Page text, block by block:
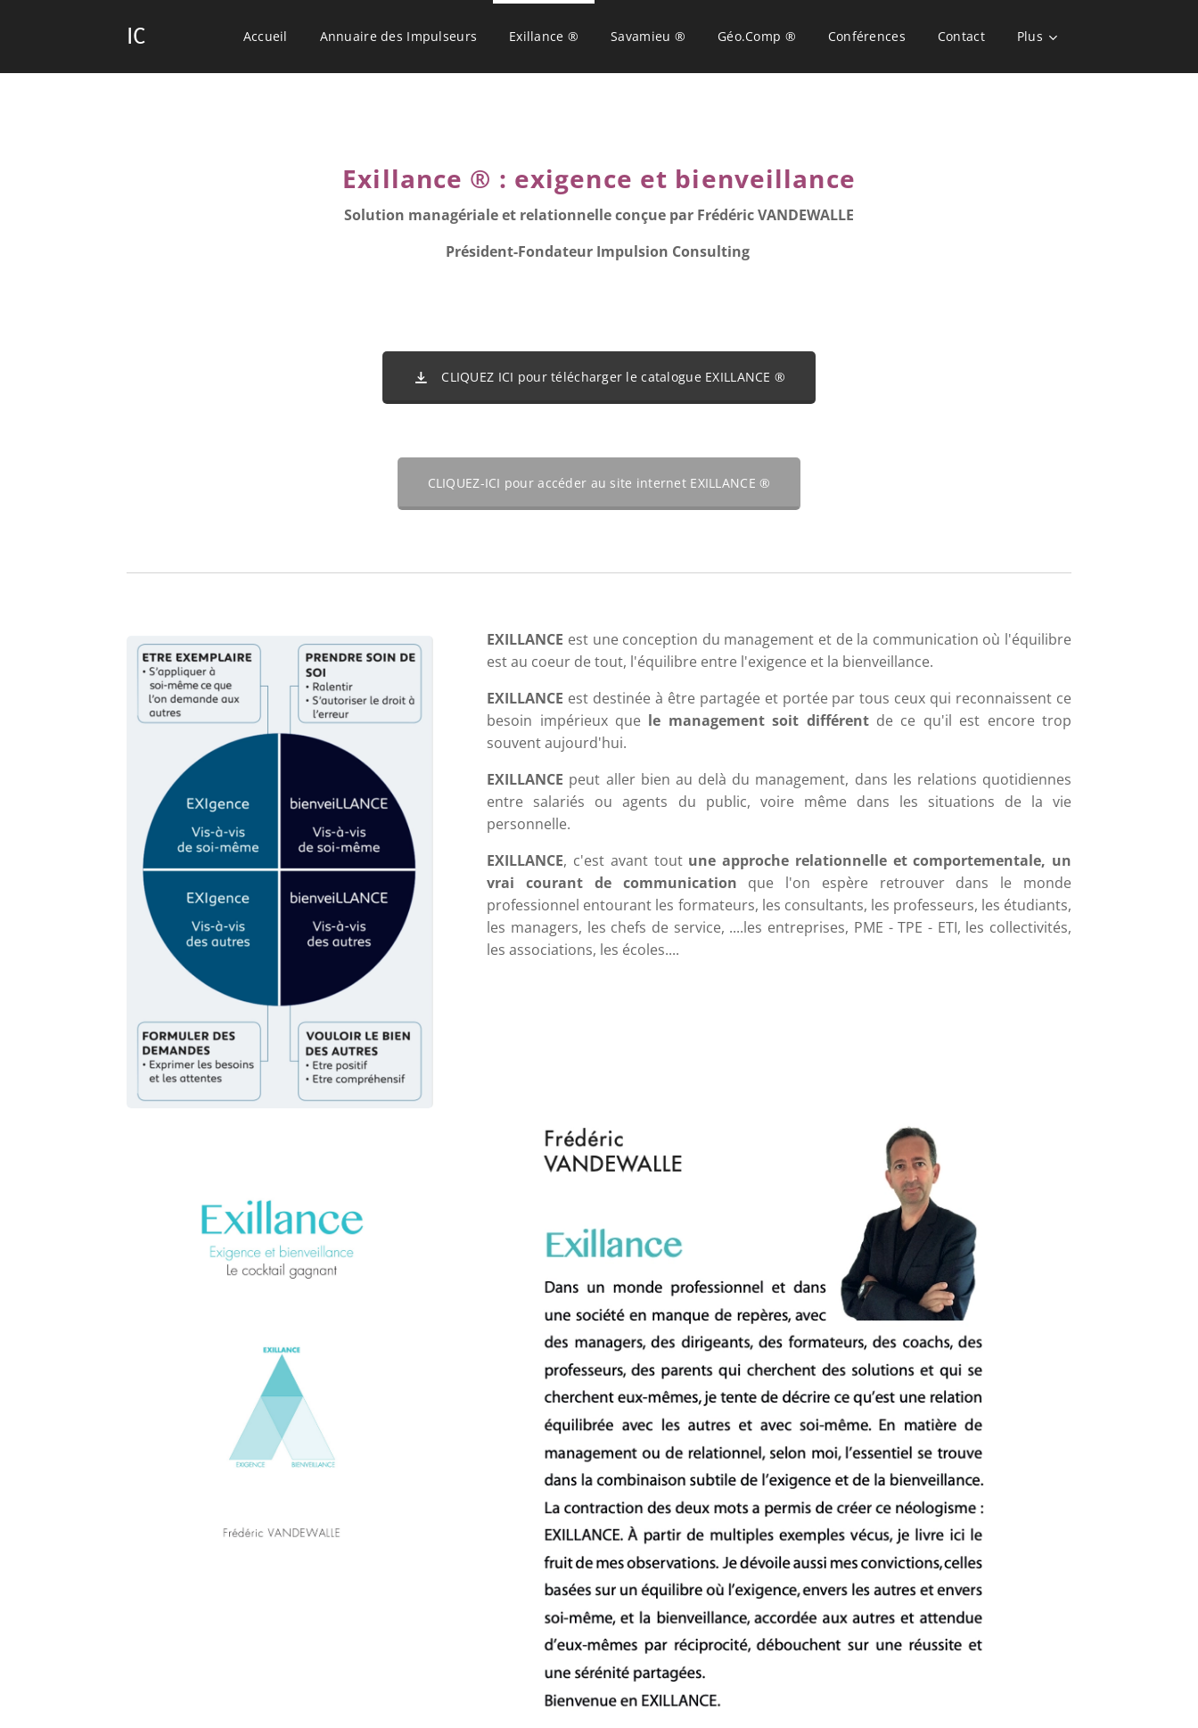
IC Accueil Annuaire des Impulseurs Exillance ® Savamieu ® Géo.Comp ® Conférences Contact Plus
Exillance ® : exigence et bienveillance
Solution managériale et relationnelle conçue par Frédéric VANDEWALLE
Président-Fondateur Impulsion Consulting
CLIQUEZ ICI pour télécharger le catalogue EXILLANCE ®
CLIQUEZ-ICI pour accéder au site internet EXILLANCE ®
EXILLANCE est une conception du management et de la communication où l'équilibre
est au coeur de tout, l'équilibre entre l'exigence et la bienveillance.
EXILLANCE est destinée à être partagée et portée par tous ceux qui reconnaissent ce
besoin impérieux que le management soit différent de ce qu'il est encore trop
souvent aujourd'hui.
EXILLANCE peut aller bien au delà du management, dans les relations quotidiennes
entre salariés ou agents du public, voire même dans les situations de la vie
personnelle.
EXILLANCE, c'est avant tout une approche relationnelle et comportementale, un
vrai courant de communication que l'on espère retrouver dans le monde
professionnel entourant les formateurs, les consultants, les professeurs, les étudiants,
les managers, les chefs de service, ....les entreprises, PME - TPE - ETI, les collectivités,
les associations, les écoles....